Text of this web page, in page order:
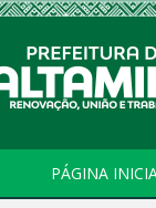
PÁGINA